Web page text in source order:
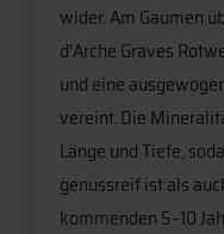
wider. Am Gaumen
d’Arche Graves
und eine
vereint. Die
Länge und Tiefe,
genussreif ist als
kommenden 5–10